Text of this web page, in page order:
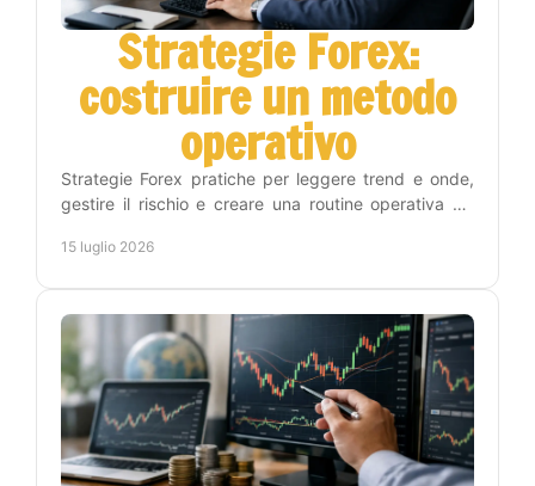
Strategie Forex:
costruire un metodo
operativo
Strategie Forex pratiche per leggere trend e onde,
gestire il rischio e creare una routine operativa sui
15 luglio 2026